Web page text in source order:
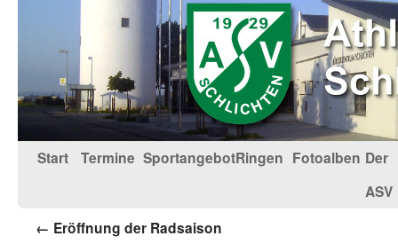
Start Termine SportangebotRingen Fotoalben Der
ASV
← Eröffnung der Radsaison